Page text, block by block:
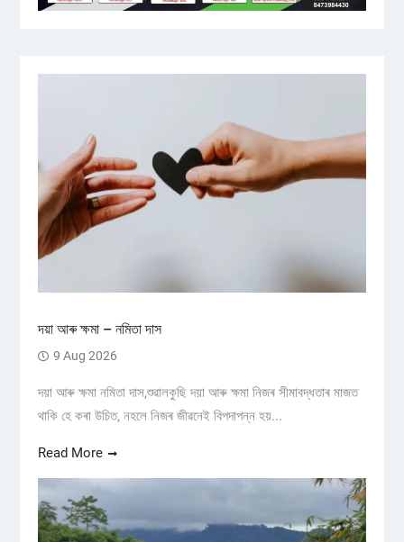
দয়া আৰু ক্ষমা – নমিতা দাস
9 Aug 2026
দয়া আৰু ক্ষমা নমিতা দাস,শুৱালকুছি দয়া আৰু ক্ষমা নিজৰ সীমাবদ্ধতাৰ মাজত
থাকি হে কৰা উচিত, নহলে নিজৰ জীৱনেই বিপদাপন্ন হয়...
Read More